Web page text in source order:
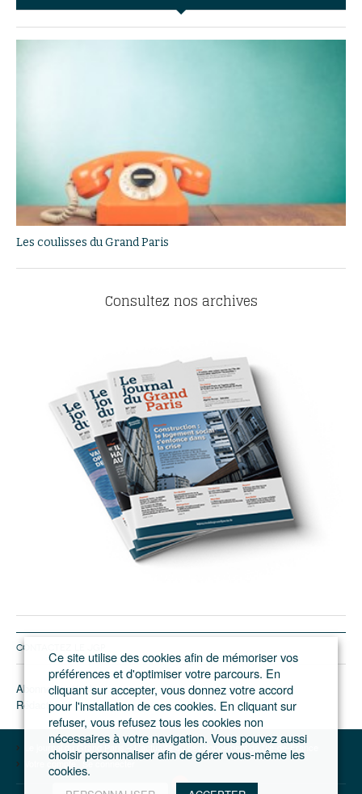
Les coulisses du Grand Paris
Consultez nos archives
CONTACTEZ LE JGP
Abonnement/pub
Rédaction
Le journal du Grand Paris – L'actualité du développement de l'Ile-de-France
Votre compte
Se connecter
Ce site utilise des cookies afin de mémoriser vos
préférences et d'optimiser votre parcours. En
cliquant sur accepter, vous donnez votre accord
pour l'installation de ces cookies. En cliquant sur
refuser, vous refusez tous les cookies non
nécessaires à votre navigation. Vous pouvez aussi
choisir personnaliser afin de gérer vous-même les
cookies.